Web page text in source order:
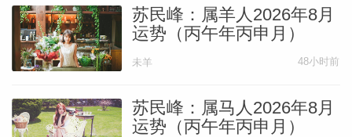
苏民峰：属羊人2026年8月
运势（丙午年丙申月）
未羊 48小时前
苏民峰：属马人2026年8月
运势（丙午年丙申月）